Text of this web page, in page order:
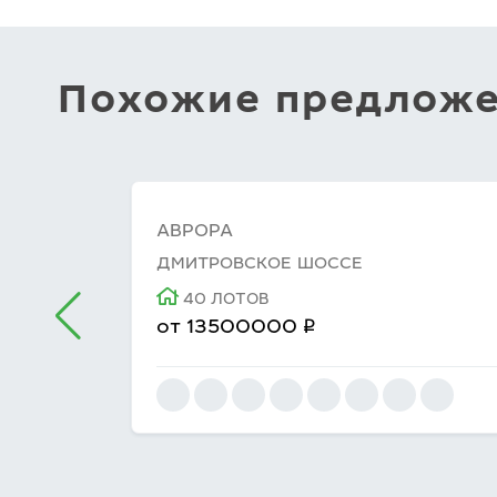
Похожие
АВРОРА
ДМИТРОВСКОЕ ШОССЕ
40 ЛОТОВ
от 13500000 q